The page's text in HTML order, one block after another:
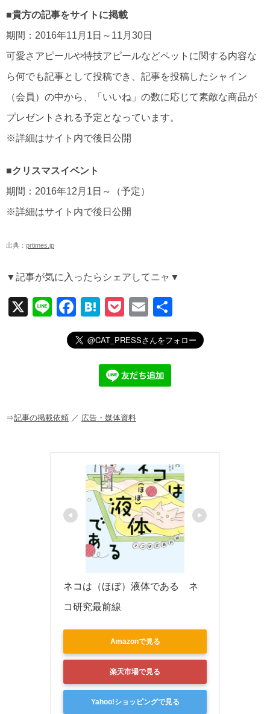
■貴方の記事をサイトに掲載
期間：2016年11月1日～11月30日
可愛さアピールや特技アピールなどペットに関する内容な
ら何でも記事として投稿でき、記事を投稿したシャイン
（会員）の中から、「いいね」の数に応じて素敵な商品が
プレゼントされる予定となっています。
※詳細はサイト内で後日公開
■クリスマスイベント
期間：2016年12月1日～（予定）
※詳細はサイト内で後日公開
出典： prtimes.jp
▼記事が気に入ったらシェアしてニャ▼
X
Li
F
a
c
o
H
at
e
n
a
P
o
ck
et
E
m
ail
有
⇒記事の掲載依頼 ／ 広告・媒体資料
ネコは（ほぼ）液体である　ネ
コ研究最前線
Amazonで見る
楽天市場で見る
Yahoo!ショッピングで見る